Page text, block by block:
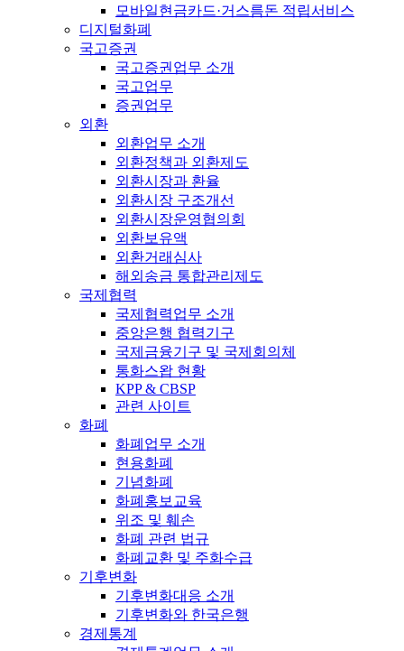
모바일현금카드·거스름돈 적립서비스
디지털화폐
국고증권
국고증권업무 소개
국고업무
증권업무
외환
외환업무 소개
외환정책과 외환제도
외환시장과 환율
외환시장 구조개선
외환시장운영협의회
외환보유액
외환거래심사
해외송금 통합관리제도
국제협력
국제협력업무 소개
중앙은행 협력기구
국제금융기구 및 국제회의체
통화스왑 현황
KPP & CBSP
관련 사이트
화폐
화폐업무 소개
현용화폐
기념화폐
화폐홍보교육
위조 및 훼손
화폐 관련 법규
화폐교환 및 주화수급
기후변화
기후변화대응 소개
기후변화와 한국은행
경제통계